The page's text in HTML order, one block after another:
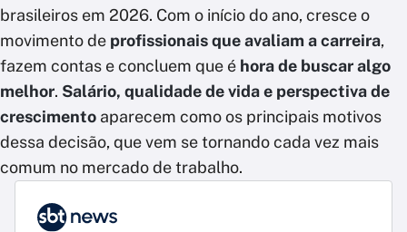
brasileiros em 2026. Com o início do ano, cresce o
movimento de profissionais que avaliam a carreira,
fazem contas e concluem que é hora de buscar algo
melhor. Salário, qualidade de vida e perspectiva de
crescimento aparecem como os principais motivos
dessa decisão, que vem se tornando cada vez mais
comum no mercado de trabalho.